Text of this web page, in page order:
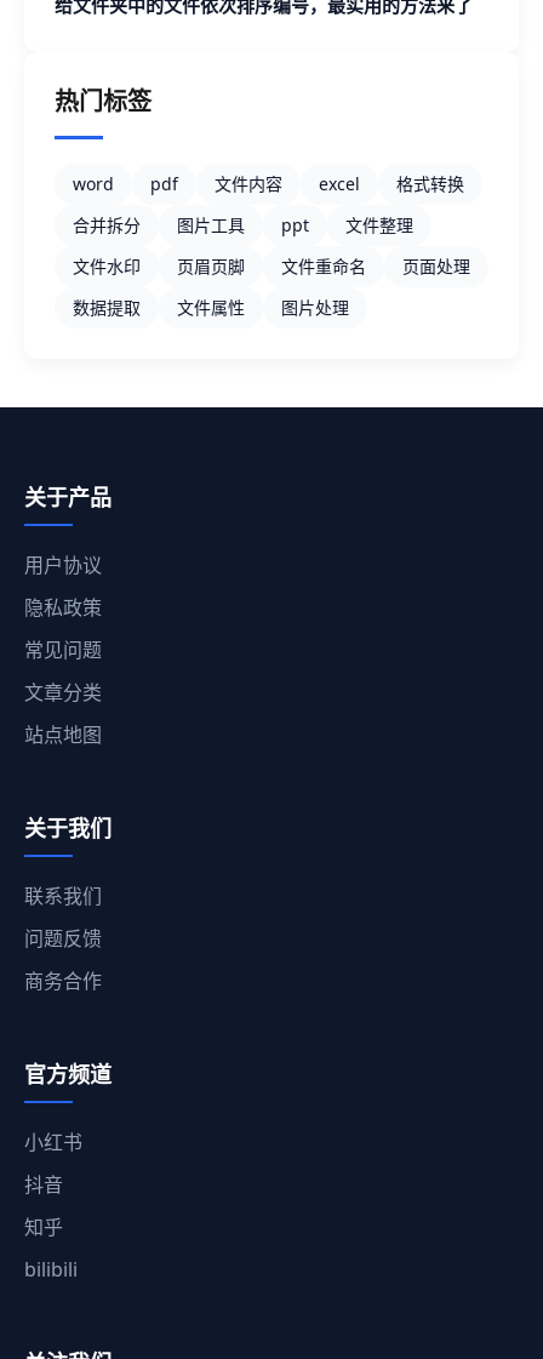
给文件夹中的文件依次排序编号，最实用的方法来了
热门标签
word pdf 文件内容 excel
格式转换
合并拆分
图片工具 ppt
文件整理
文件水印
页眉页脚 文件重命名
页面处理
数据提取
文件属性 图片处理
关于产品
用户协议
隐私政策
常见问题
文章分类
站点地图
关于我们
联系我们
问题反馈
商务合作
官方频道
小红书
抖音
知乎
bilibili